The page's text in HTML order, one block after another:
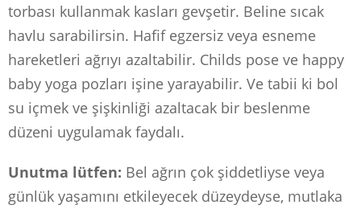
torbası kullanmak kasları gevşetir. Beline sıcak
havlu sarabilirsin. Hafif egzersiz veya esneme
hareketleri ağrıyı azaltabilir. Childs pose ve happy
baby yoga pozları işine yarayabilir. Ve tabii ki bol
su içmek ve şişkinliği azaltacak bir beslenme
düzeni uygulamak faydalı.
Unutma lütfen: Bel ağrın çok şiddetliyse veya
günlük yaşamını etkileyecek düzeydeyse, mutlaka